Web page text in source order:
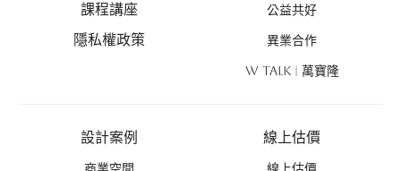
課程講座
隱私權政策
公益共好
異業合作
W TALK | 萬寶隆
設計案例 線上估價